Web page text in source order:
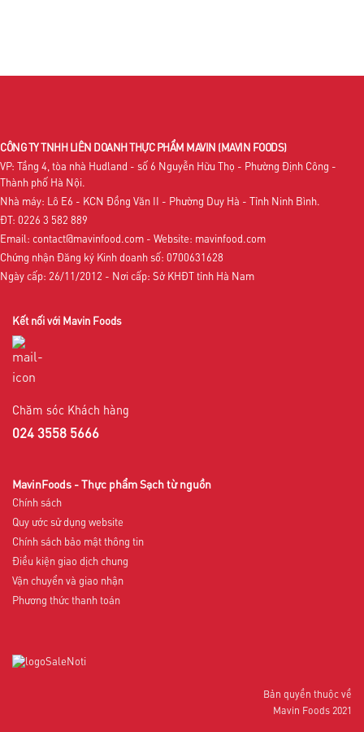
CÔNG TY TNHH LIÊN DOANH THỰC PHẨM MAVIN (MAVIN FOODS)
VP: Tầng 4, tòa nhà Hudland - số 6 Nguyễn Hữu Thọ - Phường Định Công -
Thành phố Hà Nội.
Nhà máy: Lô E6 - KCN Đồng Văn II - Phường Duy Hà - Tỉnh Ninh Bình.
ĐT: 0226 3 582 889
Email: contact@mavinfood.com - Website: mavinfood.com
Chứng nhận Đăng ký Kinh doanh số: 0700631628
Ngày cấp: 26/11/2012 - Nơi cấp: Sở KHĐT tỉnh Hà Nam
Kết nối với Mavin Foods
Chăm sóc Khách hàng
024 3558 5666
MavinFoods - Thực phẩm Sạch từ nguồn
Chính sách
Quy ước sử dụng website
Chính sách bảo mật thông tin
Điều kiện giao dịch chung
Vận chuyển và giao nhận
Phương thức thanh toán
Bản quyền thuộc về
Mavin Foods 2021